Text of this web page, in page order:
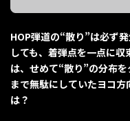
HOP弾道の“散り”は必ず
しても、着弾点を一点に
は、せめて“散り”の分布
まで無駄にしていたヨコ
は？